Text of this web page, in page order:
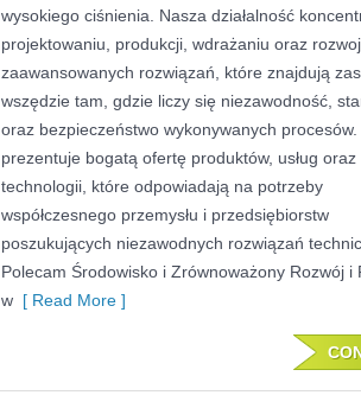
wysokiego ciśnienia. Nasza działalność
projektowaniu, produkcji, wdrażaniu oraz
zaawansowanych rozwiązań, które znajdują
wszędzie tam, gdzie liczy się niezawodność,
oraz bezpieczeństwo wykonywanych procesów.
prezentuje bogatą ofertę produktów, usług oraz
technologii, które odpowiadają na potrzeby
współczesnego przemysłu i przedsiębiorstw
poszukujących niezawodnych rozwiązań
Polecam Środowisko i Zrównoważony Rozwój i
w [ Read More ]